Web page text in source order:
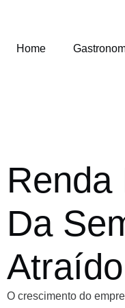
Home
Renda
Da
O crescimento do